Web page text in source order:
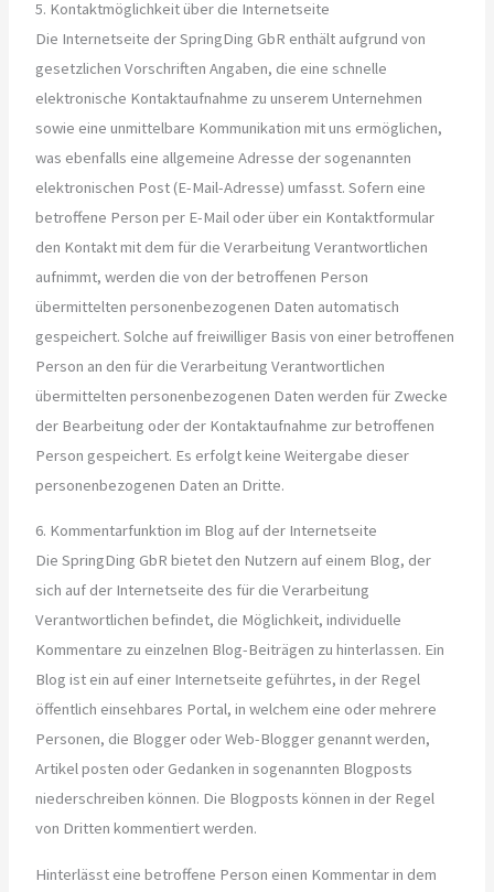
5. Kontaktmöglichkeit über die Internetseite
Die Internetseite der SpringDing GbR enthält aufgrund von
gesetzlichen Vorschriften Angaben, die eine schnelle
elektronische Kontaktaufnahme zu unserem Unternehmen
sowie eine unmittelbare Kommunikation mit uns ermöglichen,
was ebenfalls eine allgemeine Adresse der sogenannten
elektronischen Post (E-Mail-Adresse) umfasst. Sofern eine
betroffene Person per E-Mail oder über ein Kontaktformular
den Kontakt mit dem für die Verarbeitung Verantwortlichen
aufnimmt, werden die von der betroffenen Person
übermittelten personenbezogenen Daten automatisch
gespeichert. Solche auf freiwilliger Basis von einer betroffenen
Person an den für die Verarbeitung Verantwortlichen
übermittelten personenbezogenen Daten werden für Zwecke
der Bearbeitung oder der Kontaktaufnahme zur betroffenen
Person gespeichert. Es erfolgt keine Weitergabe dieser
personenbezogenen Daten an Dritte.
6. Kommentarfunktion im Blog auf der Internetseite
Die SpringDing GbR bietet den Nutzern auf einem Blog, der
sich auf der Internetseite des für die Verarbeitung
Verantwortlichen befindet, die Möglichkeit, individuelle
Kommentare zu einzelnen Blog-Beiträgen zu hinterlassen. Ein
Blog ist ein auf einer Internetseite geführtes, in der Regel
öffentlich einsehbares Portal, in welchem eine oder mehrere
Personen, die Blogger oder Web-Blogger genannt werden,
Artikel posten oder Gedanken in sogenannten Blogposts
niederschreiben können. Die Blogposts können in der Regel
von Dritten kommentiert werden.
Hinterlässt eine betroffene Person einen Kommentar in dem